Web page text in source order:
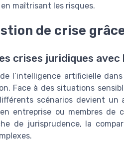
maîtrisant les risques.
de crise
crises juridiques avec
l’intelligence artificielle
Face à des situations
scénarios devient un
entreprise ou membres de
de jurisprudence, la